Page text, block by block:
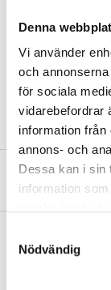
Denna
Vi använder
och
för sociala
vidarebefordrar
information från
annons- och
Dessa kan i sin
information
Nödvändig
Injector size
Gas
Weight
About the